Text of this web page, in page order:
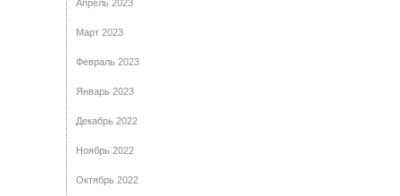
Апрель 2023
Март 2023
Февраль 2023
Январь 2023
Декабрь 2022
Ноябрь 2022
Октябрь 2022